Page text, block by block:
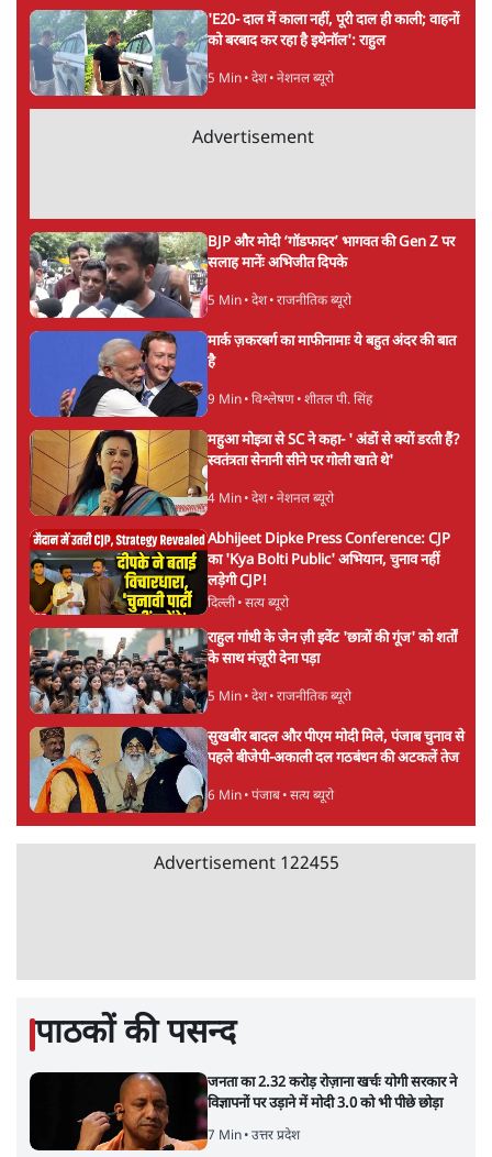
'E20- दाल में काला नहीं, पूरी दाल ही काली; वाहनों
को बरबाद कर रहा है इथेनॉल': राहुल
5 Min• देश• नेशनल ब्यूरो
Advertisement
BJP और मोदी ‘गॉडफादर’ भागवत की Gen Z पर
सलाह मानेंः अभिजीत दिपके
5 Min• देश• राजनीतिक ब्यूरो
मार्क ज़करबर्ग का माफीनामाः ये बहुत अंदर की बात
है
9 Min• विश्लेषण• शीतल पी. सिंह
महुआ मोइत्रा से SC ने कहा- ' अंडों से क्यों डरती हैं?
स्वतंत्रता सेनानी सीने पर गोली खाते थे'
4 Min• देश• नेशनल ब्यूरो
Abhijeet Dipke Press Conference: CJP
का 'Kya Bolti Public' अभियान, चुनाव नहीं
लड़ेगी CJP!
दिल्ली• सत्य ब्यूरो
राहुल गांधी के जेन ज़ी इवेंट 'छात्रों की गूंज' को शर्तों
के साथ मंज़ूरी देना पड़ा
5 Min• देश• राजनीतिक ब्यूरो
सुखबीर बादल और पीएम मोदी मिले, पंजाब चुनाव से
पहले बीजेपी-अकाली दल गठबंधन की अटकलें तेज
6 Min• पंजाब• सत्य ब्यूरो
Advertisement 122455
पाठकों की पसन्द
जनता का 2.32 करोड़ रोज़ाना खर्चः योगी सरकार ने
विज्ञापनों पर उड़ाने में मोदी 3.0 को भी पीछे छोड़ा
7 Min• उत्तर प्रदेश